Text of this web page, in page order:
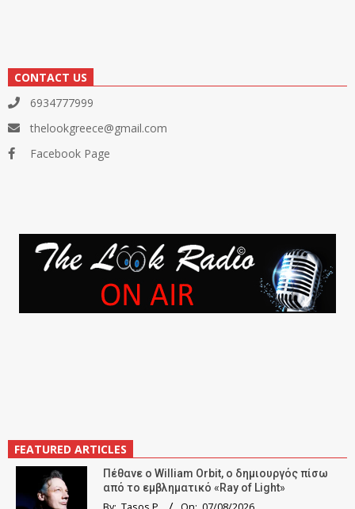
CONTACT US
6934777999
thelookgreece@gmail.com
Facebook Page
FEATURED ARTICLES
Πέθανε ο William Orbit, ο δημιουργός πίσω
από το εμβληματικό «Ray of Light»